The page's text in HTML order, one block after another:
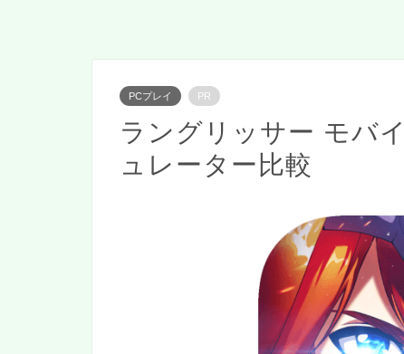
PCプレイ PR
ラングリッサー モバ
ュレーター比較